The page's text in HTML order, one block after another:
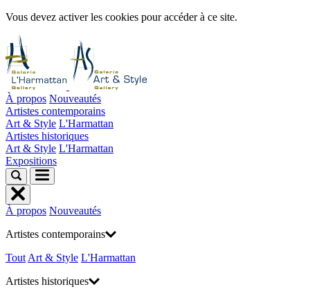
Vous devez activer les cookies pour accéder à ce site.
À propos Nouveautés
Artistes contemporains
Art & Style L'Harmattan
Artistes historiques
Art & Style L'Harmattan
Expositions
À propos Nouveautés
Artistes contemporains
Tout Art & Style L'Harmattan
Artistes historiques